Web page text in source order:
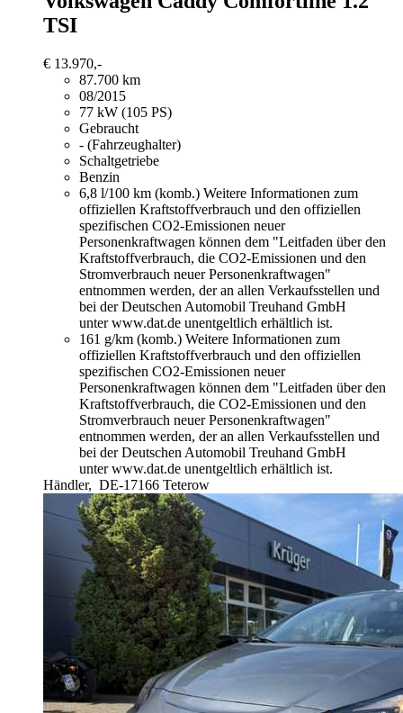
TSI
€ 13.970,-
87.700 km
08/2015
77 kW (105 PS)
Gebraucht
- (Fahrzeughalter)
Schaltgetriebe
Benzin
6,8 l/100 km (komb.) Weitere Informationen zum
offiziellen Kraftstoffverbrauch und den offiziellen
spezifischen CO2-Emissionen neuer
Personenkraftwagen können dem "Leitfaden über den
Kraftstoffverbrauch, die CO2-Emissionen und den
Stromverbrauch neuer Personenkraftwagen"
entnommen werden, der an allen Verkaufsstellen und
bei der Deutschen Automobil Treuhand GmbH
unter www.dat.de unentgeltlich erhältlich ist.
161 g/km (komb.) Weitere Informationen zum
offiziellen Kraftstoffverbrauch und den offiziellen
spezifischen CO2-Emissionen neuer
Personenkraftwagen können dem "Leitfaden über den
Kraftstoffverbrauch, die CO2-Emissionen und den
Stromverbrauch neuer Personenkraftwagen"
entnommen werden, der an allen Verkaufsstellen und
bei der Deutschen Automobil Treuhand GmbH
unter www.dat.de unentgeltlich erhältlich ist.
Händler, DE-17166 Teterow